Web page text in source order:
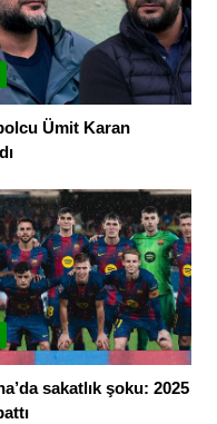
Ümit Karan
sakatlık şoku: 2025